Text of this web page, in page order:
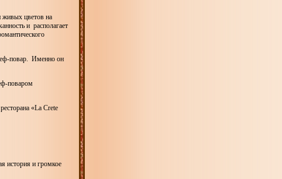
живых цветов на
и располагает
повар. Именно он
поваром
«La Crete
история и громкое